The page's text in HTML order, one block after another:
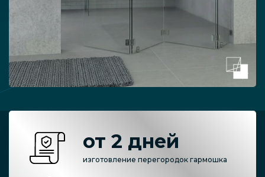
от 2 дней
изготовление перегородок гармошка